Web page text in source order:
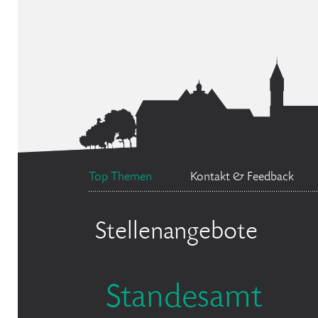
Top Themen Kontakt & Feedback
Stellenangebote
Standesamt